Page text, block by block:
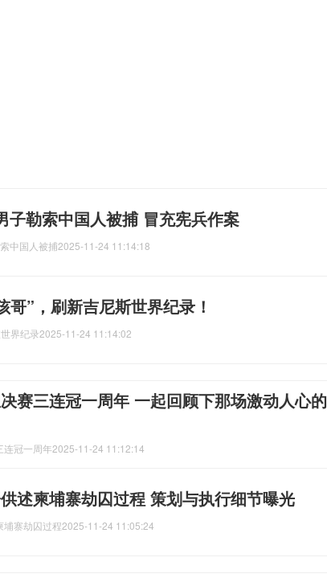
子勒索中国人被捕 冒充宪兵作案
中国人被捕2025-11-24 11:14:18
哥”，刷新吉尼斯世界纪录！
界纪录2025-11-24 11:14:02
赛三连冠一周年 一起回顾下那场激动人心的
连冠一周年2025-11-24 11:12:14
述柬埔寨劫囚过程 策划与执行细节曝光
埔寨劫囚过程2025-11-24 11:05:24